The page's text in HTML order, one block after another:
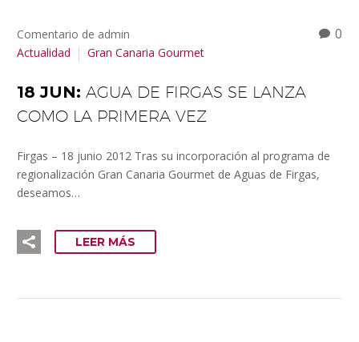
0
Comentario de admin
Actualidad
Gran Canaria Gourmet
18 JUN: AGUA DE FIRGAS SE LANZA
COMO LA PRIMERA VEZ
Firgas – 18 junio 2012 Tras su incorporación al programa de
regionalización Gran Canaria Gourmet de Aguas de Firgas,
deseamos…
LEER MÁS